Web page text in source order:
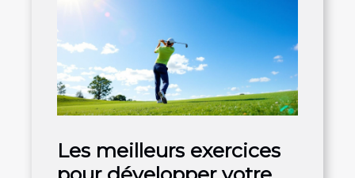
Les meilleurs exercices